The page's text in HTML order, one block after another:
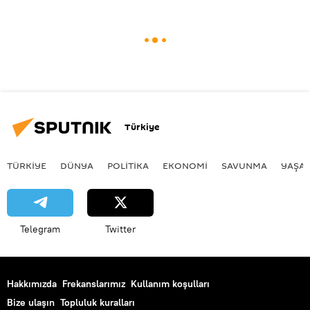
Türkiye
TÜRKIYE DÜNYA POLİTİKA EKONOMİ SAVUNMA
Telegram Twitter
Hakkımızda Frekanslarımız Kullanım koşulları
Bize ulaşın Topluluk kuralları